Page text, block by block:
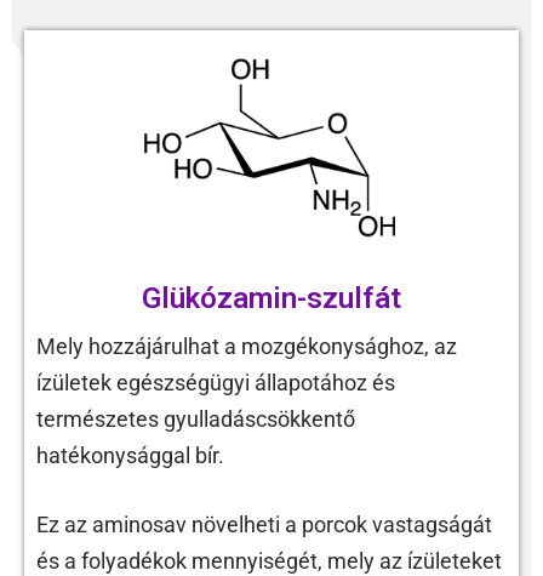
Glükózamin-szulfát
Mely hozzájárulhat a mozgékonysághoz, az
ízületek egészségügyi állapotához és
természetes gyulladáscsökkentő
hatékonysággal bír.
Ez az aminosav növelheti a porcok vastagságát
és a folyadékok mennyiségét, mely az ízületeket